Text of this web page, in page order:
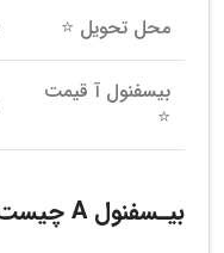
محل تحویل ⭐
بیسفنول آ قیمت
⭐
بیـسفنول A چیست؟